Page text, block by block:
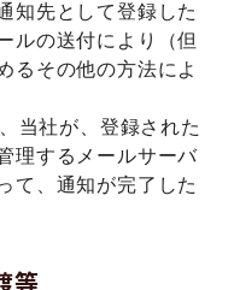
知先として登録した
ルの送付により（但
るその他の方法によ
当社が、登録された
理するメールサーバ
て、通知が完了した
等